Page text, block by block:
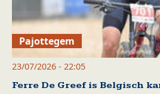
Pajottegem
23/07/2026 - 22:05
Ferre De Greef is Belgisch